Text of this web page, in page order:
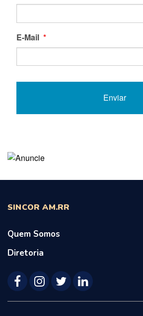
E-Mail *
SINCOR AM.RR
Quem Somos
Diretoria